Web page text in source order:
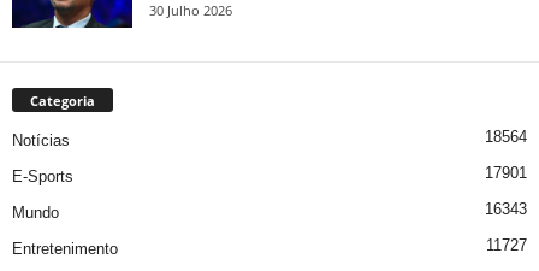
30 Julho 2026
Categoria
Notícias 18564
E-Sports 17901
Mundo 16343
Entretenimento 11727